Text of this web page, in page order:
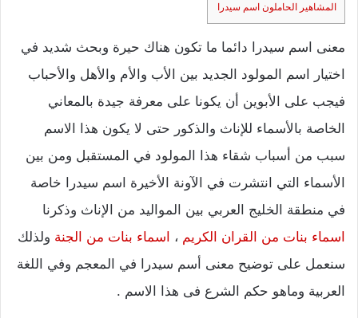
المشاهير الحاملون اسم سيدرا
معنى اسم سيدرا دائما ما تكون هناك حيرة وبحث شديد في
اختيار اسم المولود الجديد بين الأب والأم والأهل والأحباب
فيجب على الأبوين أن يكونا على معرفة جيدة بالمعاني
الخاصة بالأسماء للإناث والذكور حتى لا يكون هذا الاسم
سبب من أسباب شقاء هذا المولود في المستقبل ومن بين
الأسماء التي انتشرت في الآونة الأخيرة اسم سيدرا خاصة
في منطقة الخليج العربي بين المواليد من الإناث وذكرنا
اسماء بنات من القران الكريم ، اسماء بنات من الجنة ولذلك
سنعمل على توضيح معنى أسم سيدرا في المعجم وفي اللغة
العربية وماهو حكم الشرع فى هذا الاسم .